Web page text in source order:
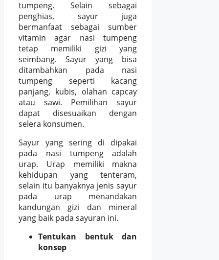
tumpeng. Selain sebagai
penghias, sayur juga
bermanfaat sebagai sumber
vitamin agar nasi tumpeng
tetap memiliki gizi yang
seimbang. Sayur yang bisa
ditambahkan pada nasi
tumpeng seperti kacang
panjang, kubis, olahan capcay
atau sawi. Pemilihan sayur
dapat disesuaikan dengan
selera konsumen.
Sayur yang sering di dipakai
pada nasi tumpeng adalah
urap. Urap memiliki makna
kehidupan yang tenteram,
selain itu banyaknya jenis sayur
pada urap menandakan
kandungan gizi dan mineral
yang baik pada sayuran ini.
Tentukan bentuk dan
konsep